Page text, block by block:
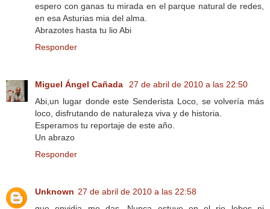
espero con ganas tu mirada en el parque natural de redes,
en esa Asturias mia del alma.
Abrazotes hasta tu lio Abi
Responder
Miguel Ángel Cañada
27 de abril de 2010 a las 22:50
Abi,un lugar donde este Senderista Loco, se volvería más
loco, disfrutando de naturaleza viva y de historia.
Esperamos tu reportaje de este año.
Un abrazo
Responder
Unknown 27 de abril de 2010 a las 22:58